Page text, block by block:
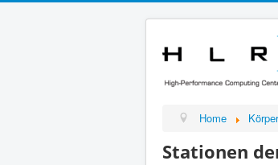
Home
Sta­tio­nen